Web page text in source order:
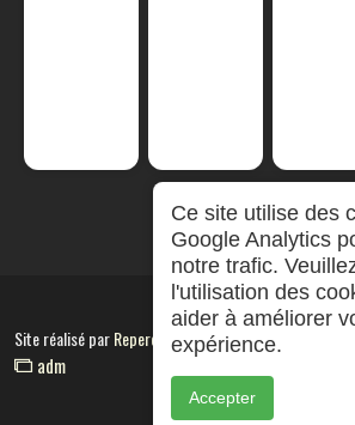
Site réalisé parRepereCom
adm
Ce site utilise des
Google Analytics
notre trafic.
l'utilisation des
aider à améliorer
expérience.
Accepter